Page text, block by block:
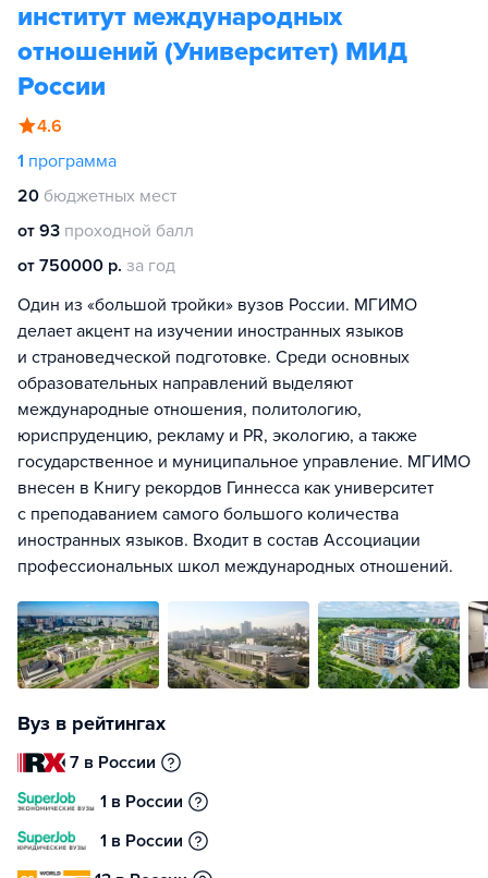
институт международных
отношений (Университет) МИД
России
4.6
1 программа
20 бюджетных мест
от 93 проходной балл
от 750000 р. за год
Один из «большой тройки» вузов России. МГИМО
делает акцент на изучении иностранных языков
и страноведческой подготовке. Среди основных
образовательных направлений выделяют
международные отношения, политологию,
юриспруденцию, рекламу и PR, экологию, а также
государственное и муниципальное управление. МГИМО
внесен в Книгу рекордов Гиннесса как университет
с преподаванием самого большого количества
иностранных языков. Входит в состав Ассоциации
профессиональных школ международных отношений.
Вуз в рейтингах
7 в России
1 в России
1 в России